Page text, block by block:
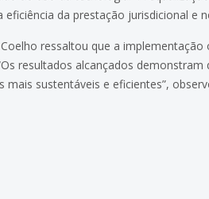
eficiência da prestação jurisdicional e
ressaltou que a
resultados alcançados
mais sustentáveis e eficientes”,